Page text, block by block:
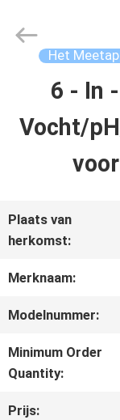
THUIS
OVER
ONS
ZHEN
Technology
Rights
Reserved.
Het
6 - In
Vocht/
Plaats van
herkomst:
Merknaam:
Modelnummer:
Minimum Order
Quantity:
Prijs: